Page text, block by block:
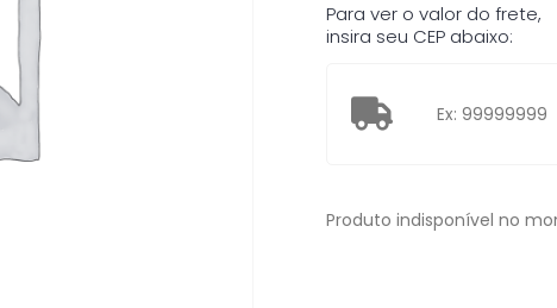
Para ver o valor do frete,
insira seu CEP abaixo:
Produto indisponível no